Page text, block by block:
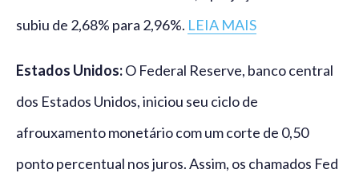
subiu de 2,68% para 2,96%. LEIA MAIS
Estados Unidos:O Federal Reserve, banco central
dos Estados Unidos, iniciou seu ciclo de
afrouxamento monetário com um corte de 0,50
ponto percentual nos juros. Assim, os chamados Fed